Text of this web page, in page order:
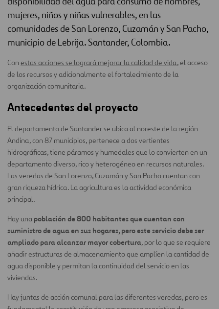
mujeres, niños y niñas vulnerables, en las
comunidades de San Lorenzo, Cuzamán y San Pacho,
municipio de Lebrija. Santander, Colombia.
Con estas acciones se logrará mejorar la calidad de vida, el acceso
de los recursos y adicionalmente el fortalecimiento de la
organización comunitaria.
Antecedentes del proyecto
El departamento de Santander se ubica al noreste de la región
Andina, con 87 municipios, pertenece a dos vertientes
hidrográficas, tiene páramos y humedales que lo convierten en un
departamento diverso, rico y heterogéneo en recursos naturales.
Las veredas de San Lorenzo, Cuzamán y San Pacho cuentan con
gran riqueza hídrica. La agricultura es la actividad económica
principal.
Hay una población de 800 habitantes que cuentan con
suministro de agua en sus hogares, pero este servicio debe ser
ampliado para alcanzar mayor cobertura, por lo que se requiere
añadir estructuras de almacenamiento que amplíen la cantidad de
agua disponible y permitan la continuidad del servicio en las
viviendas.
Hay juntas de acción comunal para las diferentes veredas, pero es